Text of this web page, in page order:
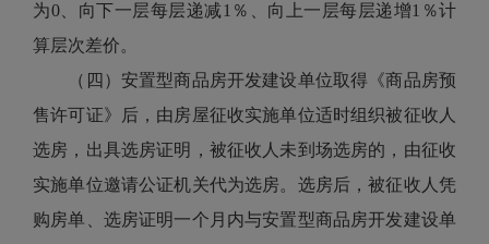
为0、向下一层每层递减1％、向上一层每层递增1％计
算层次差价。
（四）安置型商品房开发建设单位取得《商品房预
售许可证》后，由房屋征收实施单位适时组织被征收人
选房，出具选房证明，被征收人未到场选房的，由征收
实施单位邀请公证机关代为选房。选房后，被征收人凭
购房单、选房证明一个月内与安置型商品房开发建设单